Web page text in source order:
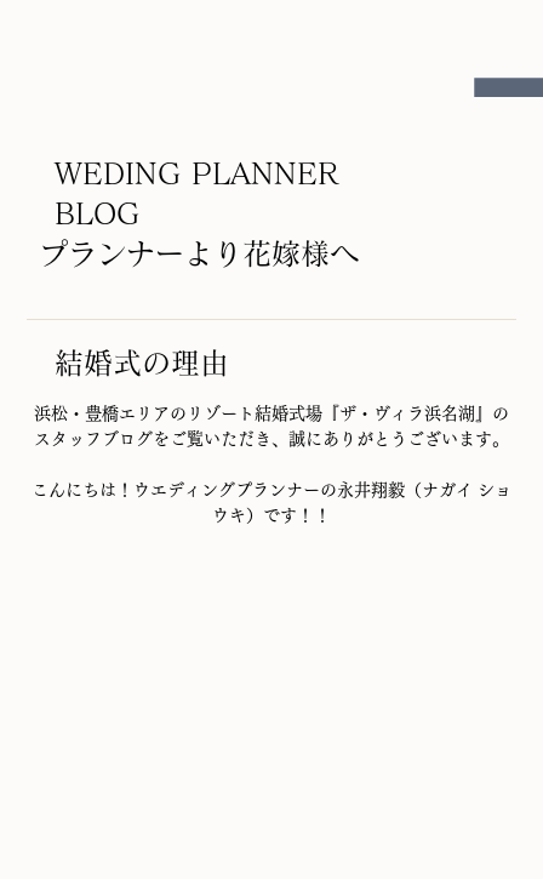
結婚式の理由
浜松・豊橋エリアのリゾート結婚式場『ザ・ヴィラ浜名湖』の
スタッフブログをご覧いただき、誠にありがとうございます。
こんにちは！ウエディングプランナーの永井翔毅（ナガイ ショ
ウキ）です！！
WEDING PLANNER
BLOG
プランナーより花嫁様へ